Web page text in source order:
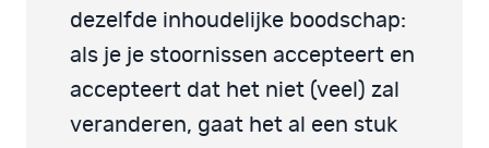
dezelfde inhoudelijke boodschap:
als je je stoornissen accepteert en
accepteert dat het niet (veel) zal
veranderen, gaat het al een stuk